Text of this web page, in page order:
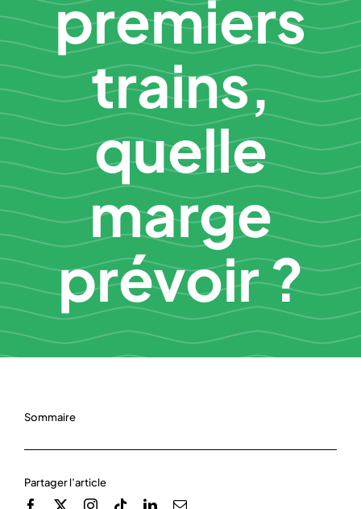
premiers
trains,
quelle
marge
prévoir ?
Sommaire
Partager l’article